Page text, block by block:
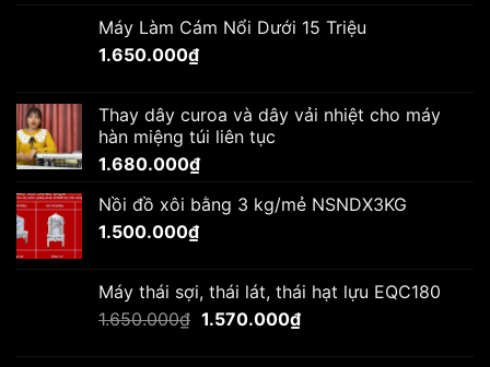
Máy Làm Cám Nổi Dưới 15 Triệu
1.650.000₫
Thay dây curoa và dây vải nhiệt cho máy
hàn miệng túi liên tục
1.680.000₫
Nồi đồ xôi bằng 3 kg/mẻ NSNDX3KG
1.500.000₫
Máy thái sợi, thái lát, thái hạt lựu EQC180
1.650.000₫ Giá
1.570.000₫Giá